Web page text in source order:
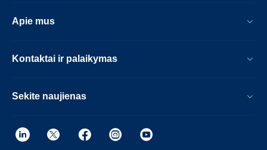
Apie mus
Kontaktai ir palaikymas
Sekite naujienas